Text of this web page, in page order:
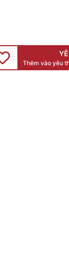
Thêm vào yêu